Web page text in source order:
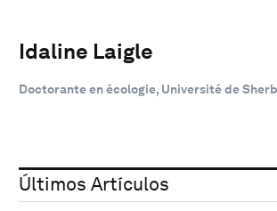
Idaline Laigle
Doctorante en écologie, Université de
Últimos Artículos